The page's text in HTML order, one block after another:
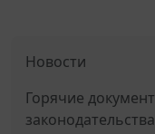
Новости
Горячие
законодательства